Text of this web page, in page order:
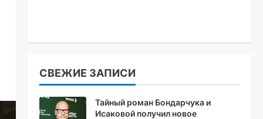
СВЕЖИЕ ЗАПИСИ
Тайный роман Бондарчука и
Исаковой получил новое